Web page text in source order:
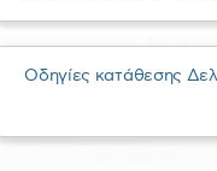
Οδηγίες κατάθεσης